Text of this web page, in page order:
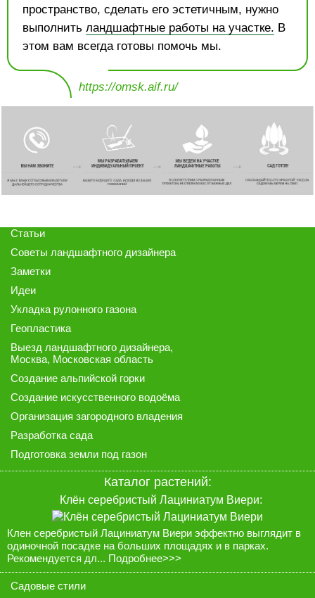
пространство, сделать его эстетичным, нужно
выполнить ландшафтные работы на участке. В
этом вам всегда готовы помочь мы.
https://omsk.aif.ru/
Статьи
Советы ландшафтного дизайнера
Заметки
Идеи
Укладка рулонного газона
Геопластика
Выезд ландшафтного дизайнера,
Москва, Московская область
Создание альпийской горки
Создание искусственного водоёма
Организация загородного владения
Разработка сада
Подготовка земли под газон
Каталог растений:
Клён серебристый Лациниатум Виери:
Клен серебристый Лациниатум Виери эффектно выглядит в
одиночной посадке на больших площадях и в парках.
Рекомендуется дл... Подробнее>>>
Садовые стили